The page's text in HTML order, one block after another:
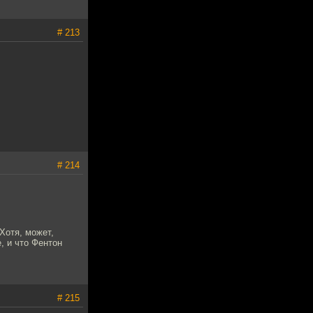
# 213
# 214
может,
и что Фентон
# 215